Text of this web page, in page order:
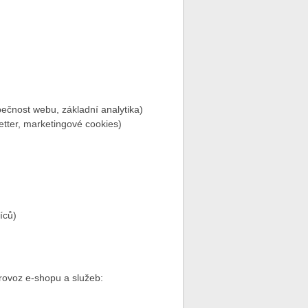
webu, základní analytika)
marketingové cookies)
e‑shopu a služeb: